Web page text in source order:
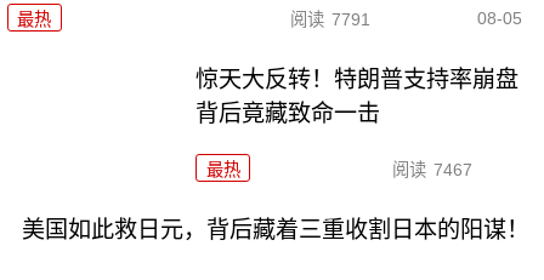
最热 阅读 7791 08-05
惊天大反转！特朗普支持率崩盘
背后竟藏致命一击
最热 阅读 7467
美国如此救日元，背后藏着三重收割日本的阳谋！